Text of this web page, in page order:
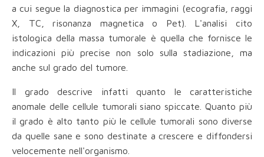
a cui segue la diagnostica per immagini (ecografia, raggi
X, TC, risonanza magnetica o Pet). L'analisi cito
istologica della massa tumorale è quella che fornisce le
indicazioni più precise non solo sulla stadiazione, ma
anche sul grado del tumore.
Il grado descrive infatti quanto le caratteristiche
anomale delle cellule tumorali siano spiccate. Quanto più
il grado è alto tanto più le cellule tumorali sono diverse
da quelle sane e sono destinate a crescere e diffondersi
velocemente nell'organismo.